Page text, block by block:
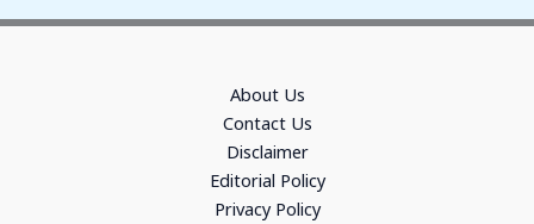
About Us
Contact Us
Disclaimer
Editorial Policy
Privacy Policy